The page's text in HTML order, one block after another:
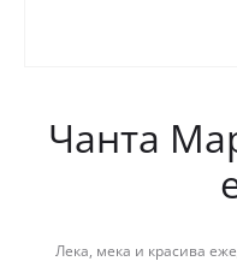
Чанта
Лека, мека и красива